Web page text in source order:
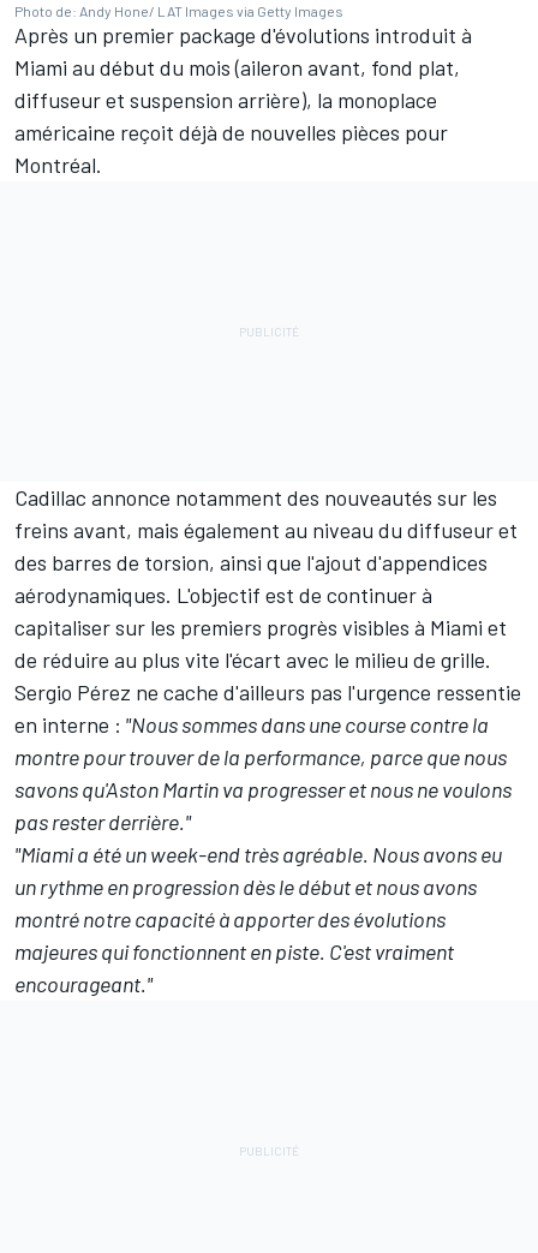
Photo de: Andy Hone/ LAT Images via Getty Images
Après un premier package d'évolutions introduit à
Miami au début du mois (aileron avant, fond plat,
diffuseur et suspension arrière), la monoplace
américaine reçoit déjà de nouvelles pièces pour
Montréal.
Cadillac annonce notamment des nouveautés sur les
freins avant, mais également au niveau du diffuseur et
des barres de torsion, ainsi que l'ajout d'appendices
aérodynamiques. L'objectif est de continuer à
capitaliser sur les premiers progrès visibles à Miami et
de réduire au plus vite l'écart avec le milieu de grille.
Sergio Pérez ne cache d'ailleurs pas l'urgence ressentie
en interne : "Nous sommes dans une course contre la
montre pour trouver de la performance, parce que nous
savons qu'Aston Martin va progresser et nous ne voulons
pas rester derrière."
"Miami a été un week-end très agréable. Nous avons eu
un rythme en progression dès le début et nous avons
montré notre capacité à apporter des évolutions
majeures qui fonctionnent en piste. C'est vraiment
encourageant."